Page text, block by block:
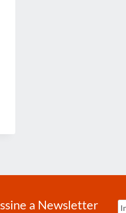
a Newsletter